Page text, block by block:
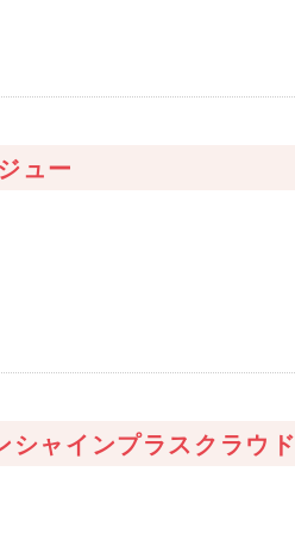
ュー
シャインプラスクラウド